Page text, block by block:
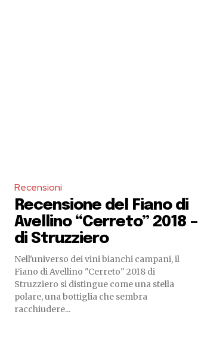
Recensioni
Recensione del Fiano di
Avellino “Cerreto” 2018 –
di Struzziero
Nell'universo dei vini bianchi campani, il
Fiano di Avellino "Cerreto" 2018 di
Struzziero si distingue come una stella
polare, una bottiglia che sembra
racchiudere...